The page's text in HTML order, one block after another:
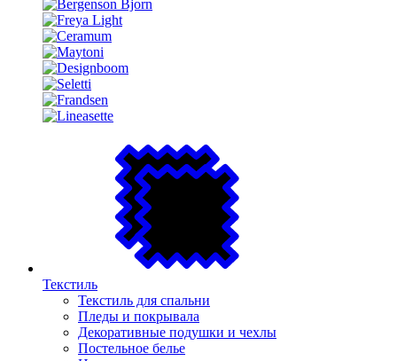
Текстиль
Текстиль для спальни
Пледы и покрывала
Декоративные подушки и чехлы
Постельное белье